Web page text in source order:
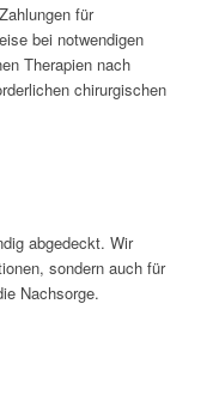
für
bei notwendigen
Therapien nach
chirurgischen
abgedeckt. Wir
sondern auch für
Nachsorge.